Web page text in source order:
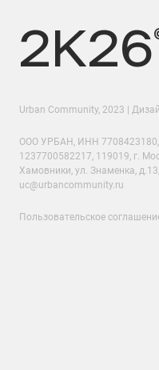
2K26
Urban Community, 2023 |
ООО УРБАН, ИНН
1237700582217, 119019, г.
Хамовники, ул. Знаменка,
uc@urbancommunity.ru
Пользовательское